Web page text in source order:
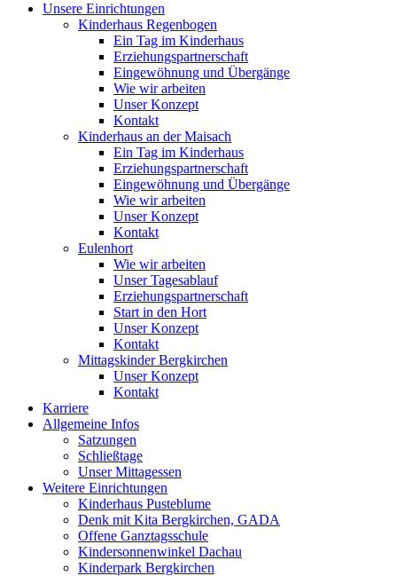
Unsere Einrichtungen
Kinderhaus Regenbogen
Ein Tag im Kinderhaus
Erziehungspartnerschaft
Eingewöhnung und Übergänge
Wie wir arbeiten
Unser Konzept
Kontakt
Kinderhaus an der Maisach
Ein Tag im Kinderhaus
Erziehungspartnerschaft
Eingewöhnung und Übergänge
Wie wir arbeiten
Unser Konzept
Kontakt
Eulenhort
Wie wir arbeiten
Unser Tagesablauf
Erziehungspartnerschaft
Start in den Hort
Unser Konzept
Kontakt
Mittagskinder Bergkirchen
Unser Konzept
Kontakt
Karriere
Allgemeine Infos
Satzungen
Schließtage
Unser Mittagessen
Weitere Einrichtungen
Kinderhaus Pusteblume
Denk mit Kita Bergkirchen, GADA
Offene Ganztagsschule
Kindersonnenwinkel Dachau
Kinderpark Bergkirchen